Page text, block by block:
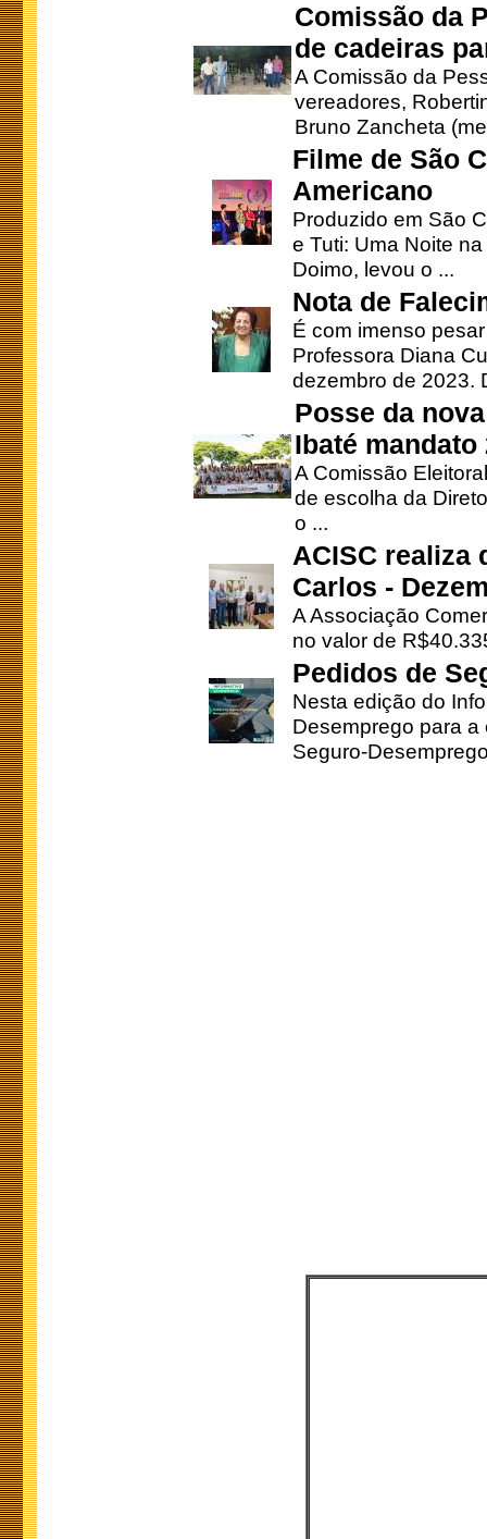
Comissão da
de cadeiras
A Comissão da
vereadores,
Bruno Zancheta
Filme de São
Americano
Produzido em São
e Tuti: Uma Noite
Doimo, levou o ...
Nota de
É com imenso
Professora Diana
dezembro de 2023.
Posse da
Ibaté mandato
A Comissão
de escolha da
o ...
ACISC realiza
Carlos -
A Associação
no valor de
Pedidos de
Nesta edição do
Desemprego para
Seguro-